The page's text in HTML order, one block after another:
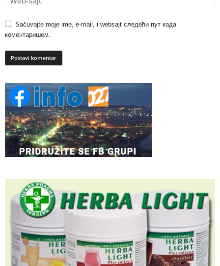
Sačuvajte moje ime, e-mail, i websajt следећи пут када
коментаришем.